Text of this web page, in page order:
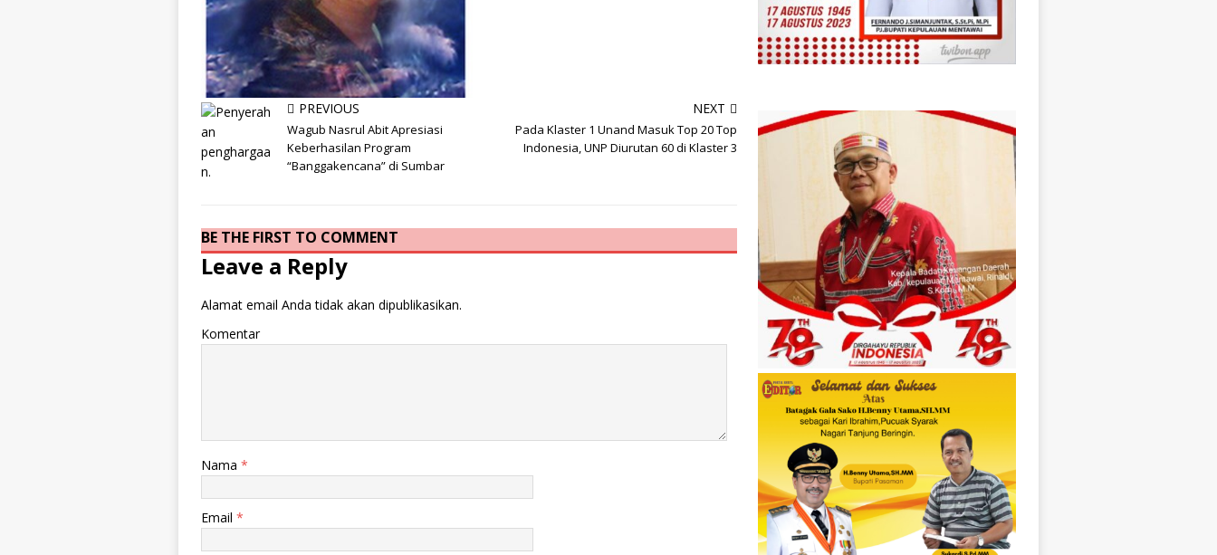
info heading
info content
PREVIOUS
Wagub Nasrul Abit Apresiasi
Keberhasilan Program
“Banggakencana” di Sumbar
NEXT
Pada Klaster 1 Unand Masuk Top 20 Top
Indonesia, UNP Diurutan 60 di Klaster 3
BE THE FIRST TO COMMENT
Leave a Reply
Alamat email Anda tidak akan dipublikasikan.
Komentar
Nama *
Email *